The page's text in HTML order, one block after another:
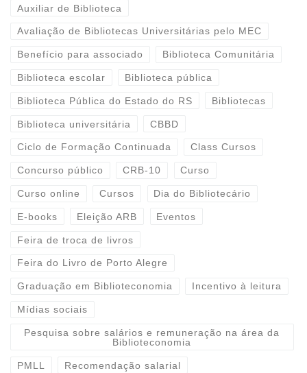
Auxiliar de Biblioteca
Avaliação de Bibliotecas Universitárias pelo MEC
Benefício para associado Biblioteca Comunitária
Biblioteca escolar Biblioteca pública
Biblioteca Pública do Estado do RS Bibliotecas
Biblioteca universitária CBBD
Ciclo de Formação Continuada Class Cursos
Concurso público CRB-10 Curso
Curso online Cursos Dia do Bibliotecário
E-books Eleição ARB Eventos
Feira de troca de livros
Feira do Livro de Porto Alegre
Graduação em Biblioteconomia Incentivo à leitura
Mídias sociais
Pesquisa sobre salários e remuneração na área da
Biblioteconomia
PMLL Recomendação salarial